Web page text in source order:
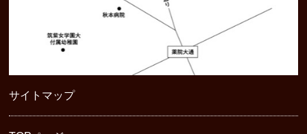
サイトマップ